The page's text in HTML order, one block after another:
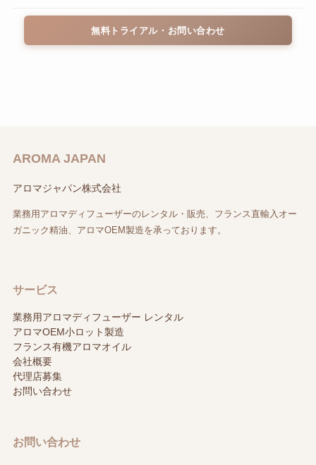
無料トライアル・お問い合わせ
AROMA JAPAN
アロマジャパン株式会社
業務用アロマディフューザーのレンタル・販売、フランス直輸入オー
ガニック精油、アロマOEM製造を承っております。
サービス
業務用アロマディフューザー レンタル
アロマOEM小ロット製造
フランス有機アロマオイル
会社概要
代理店募集
お問い合わせ
お問い合わせ